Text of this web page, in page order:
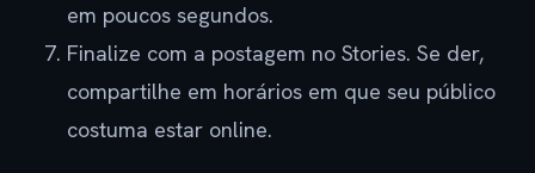
em poucos segundos.
Finalize com a postagem no Stories. Se der,
compartilhe em horários em que seu público
costuma estar online.